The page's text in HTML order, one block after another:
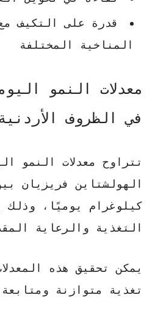
قدرة على التكيف
المناخية المختلفة
معدلات النمو
في الظروف
تتراوح معدلات النمو
كيلوغرام يوميًا، وذلك
التغذية والرعاية
يمكن تحقيق هذه
تغذية متوازنة